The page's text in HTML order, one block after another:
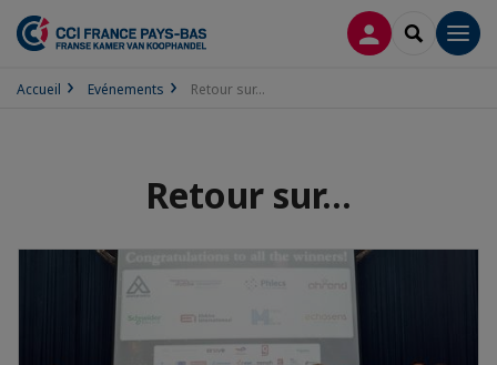
CONNEXION
Accueil Evénements Retour sur...
Retour sur...